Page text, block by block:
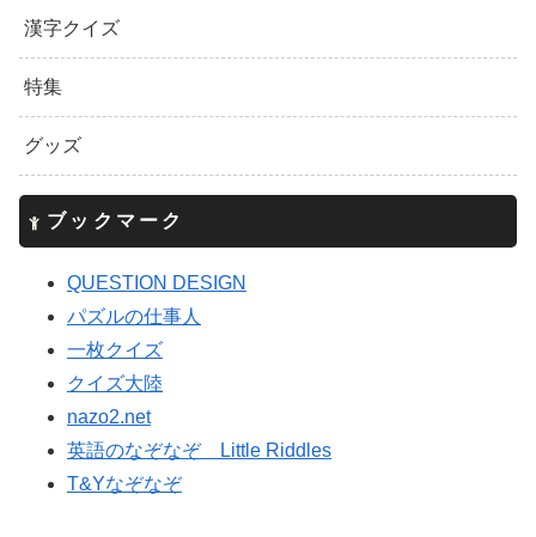
漢字クイズ
特集
グッズ
ブックマーク
QUESTION DESIGN
パズルの仕事人
一枚クイズ
クイズ大陸
nazo2.net
英語のなぞなぞ Little Riddles
T&Yなぞなぞ